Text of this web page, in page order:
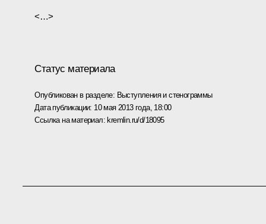
<…>
Статус материала
Опубликован в разделе: Выступления и стенограммы
Дата публикации: 10 мая 2013 года, 18:00
Ссылка на материал:kremlin.ru/d/18095